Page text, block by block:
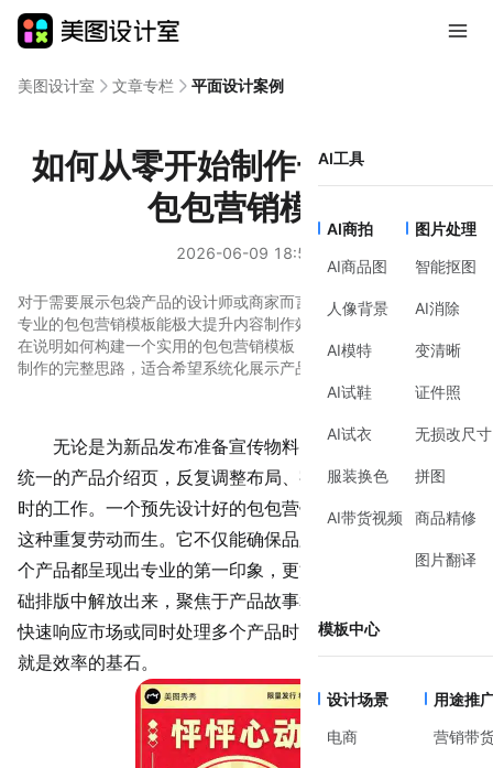
AI工具
AI商拍
AI商品图
人像背景
AI模特
AI试鞋
AI试衣
服装换色
AI带货视频
图片处理
智能抠图
AI消除
变清晰
证件照
无损改尺寸
拼图
商品精修
图片翻译
模板中心
设计场景
电商
用途推
营销带
美图设计室 文章专栏 平面设计案例
如何从零开始制作一个有效的
包包营销模板
2026-06-09 18:56
对于需要展示包袋产品的设计师或商家而言，一个结构清晰、视觉
专业的包包营销模板能极大提升内容制作效率与呈现效果。本文旨
在说明如何构建一个实用的包包营销模板，涵盖从前期构思到具体
制作的完整思路，适合希望系统化展示产品的新手参考。
无论是为新品发布准备宣传物料，还是为电商平台制作
统一的产品介绍页，反复调整布局、字体和配色都是一项耗
时的工作。一个预先设计好的包包营销
模板，正是为了解决
这种重复劳动而生。它不仅能确保品牌视觉的一致性，让每
个产品都呈现出专业的第一印象，更能将创作者的精力从基
础排版中解放出来，聚焦于产品故事和卖点本身。当你需要
快速响应市场或同时处理多个产品时，一个得心应手的模板
就是效率的基石。